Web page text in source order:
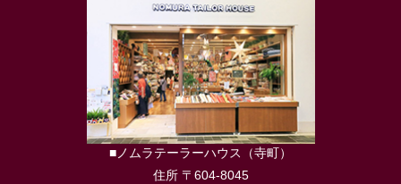
■ノムラテーラーハウス（寺町）
住所 〒604-8045